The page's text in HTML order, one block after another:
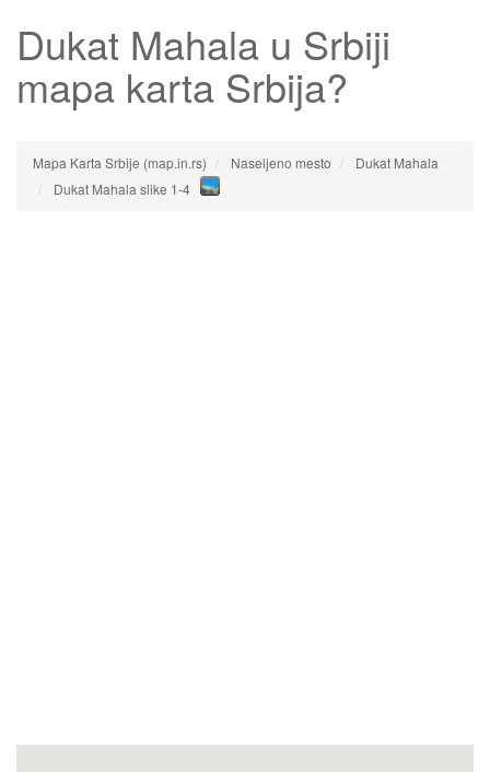
Dukat Mahala u Srbiji
mapa karta Srbija?
Mapa Karta Srbije (map.in.rs) Naseljeno mesto
Dukat Mahala
Dukat Mahala slike 1-4